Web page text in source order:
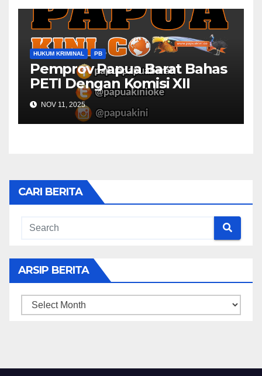
HUKUM KRIMINAL PB
Pemprov Papua Barat Bahas
PETI Dengan Komisi XII
NOV 11, 2025
CARI BERITA
ARSIP BERITA
ARSIP